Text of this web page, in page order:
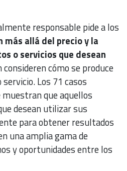
responsable pide a los
más allá del precio y la
o servicios que desean
cómo se produce
Los 71 casos
que aquellos
desean utilizar sus
para obtener resultados
una amplia gama de
y oportunidades entre los